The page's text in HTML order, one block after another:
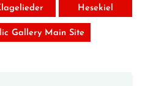
Hesekiel
Gallery Main Site